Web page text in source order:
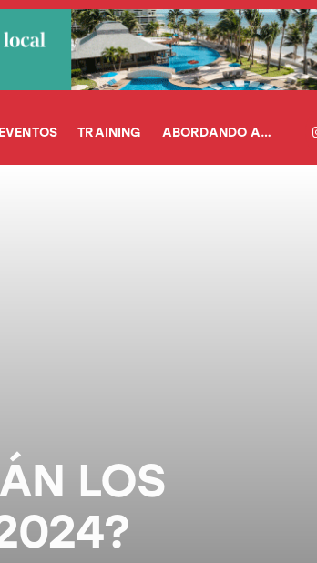
EVENTOS TRAINING ABORDANDO A…
LOS